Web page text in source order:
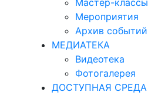
Мастер-классы
Мероприятия
Архив событий
МЕДИАТЕКА
Видеотека
Фотогалерея
ДОСТУПНАЯ СРЕДА